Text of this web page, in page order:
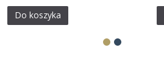
Do koszyka